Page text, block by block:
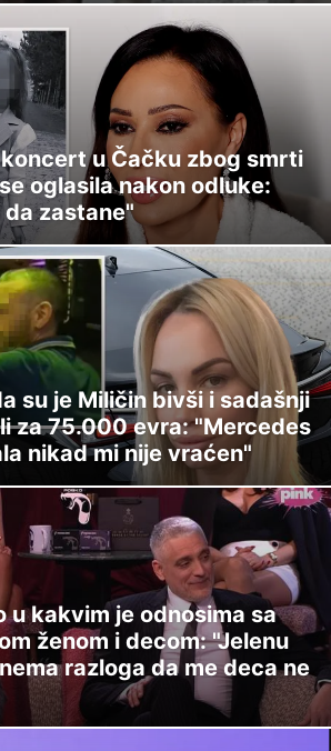
u Čačku zbog smrti
oglasila nakon odluke:
zastane"
su je Miličin bivši i sadašnji
za 75.000 evra: "Mercedes
nikad mi nije vraćen"
u kakvim je odnosima sa
ženom i decom: "Jelenu
razloga da me deca ne